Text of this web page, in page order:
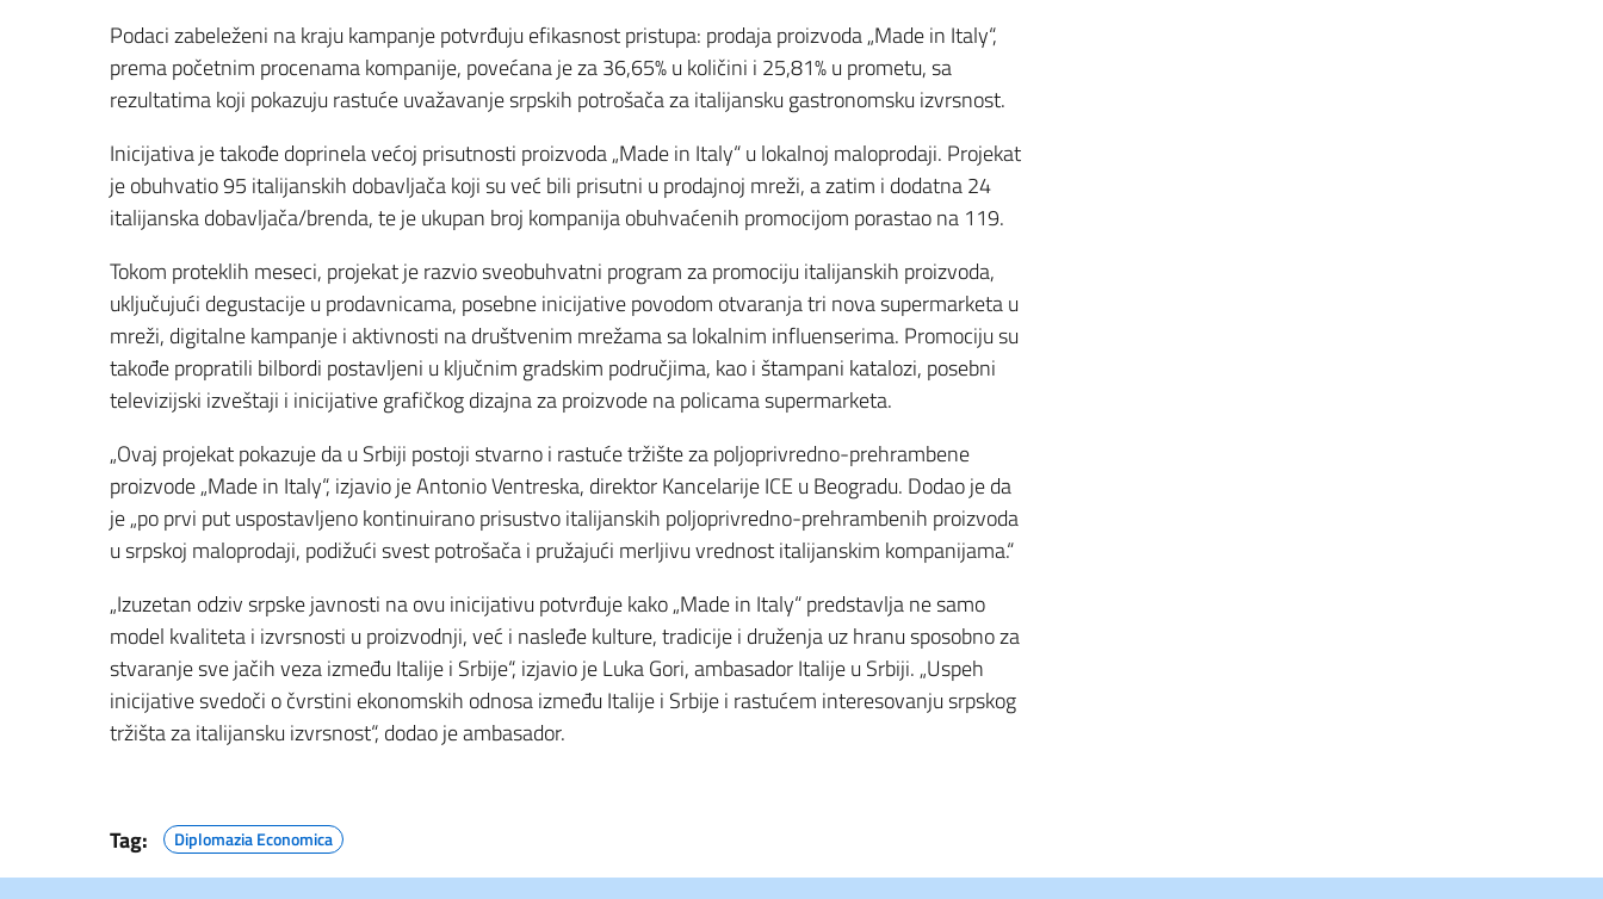
Podaci zabeleženi na kraju kampanje potvrđuju efikasnost pristupa: prodaja proizvoda „Made in Italy“,
prema početnim procenama kompanije, povećana je za 36,65% u količini i 25,81% u prometu, sa
rezultatima koji pokazuju rastuće uvažavanje srpskih potrošača za italijansku gastronomsku izvrsnost.
Inicijativa je takođe doprinela većoj prisutnosti proizvoda „Made in Italy“ u lokalnoj maloprodaji. Projekat
je obuhvatio 95 italijanskih dobavljača koji su već bili prisutni u prodajnoj mreži, a zatim i dodatna 24
italijanska dobavljača/brenda, te je ukupan broj kompanija obuhvaćenih promocijom porastao na 119.
Tokom proteklih meseci, projekat je razvio sveobuhvatni program za promociju italijanskih proizvoda,
uključujući degustacije u prodavnicama, posebne inicijative povodom otvaranja tri nova supermarketa u
mreži, digitalne kampanje i aktivnosti na društvenim mrežama sa lokalnim influenserima. Promociju su
takođe propratili bilbordi postavljeni u ključnim gradskim područjima, kao i štampani katalozi, posebni
televizijski izveštaji i inicijative grafičkog dizajna za proizvode na policama supermarketa.
„Ovaj projekat pokazuje da u Srbiji postoji stvarno i rastuće tržište za poljoprivredno-prehrambene
proizvode „Made in Italy“, izjavio je Antonio Ventreska, direktor Kancelarije ICE u Beogradu. Dodao je da
je „po prvi put uspostavljeno kontinuirano prisustvo italijanskih poljoprivredno-prehrambenih proizvoda
u srpskoj maloprodaji, podižući svest potrošača i pružajući merljivu vrednost italijanskim kompanijama.“
„Izuzetan odziv srpske javnosti na ovu inicijativu potvrđuje kako „Made in Italy“ predstavlja ne samo
model kvaliteta i izvrsnosti u proizvodnji, već i nasleđe kulture, tradicije i druženja uz hranu sposobno za
stvaranje sve jačih veza između Italije i Srbije“, izjavio je Luka Gori, ambasador Italije u Srbiji. „Uspeh
inicijative svedoči o čvrstini ekonomskih odnosa između Italije i Srbije i rastućem interesovanju srpskog
tržišta za italijansku izvrsnost“, dodao je ambasador.
Tag: Diplomazia Economica